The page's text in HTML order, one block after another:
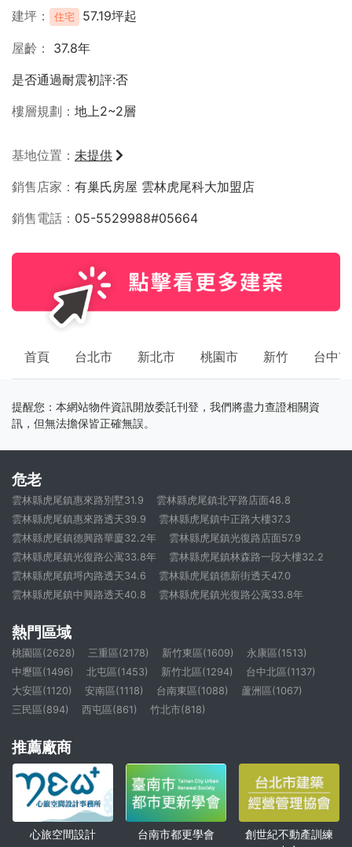
建坪 住宅 57.19坪起
屋齡
37.8年
是否通過耐震初評:否
樓層規劃
地上2~2層
基地位置
未提供
銷售店家
有巢氏房屋 雲林虎尾科大加盟店
銷售電話
05-5529988#05664
首頁 台北市 新北市 桃園市 新竹 台中市
提醒您：本網站物件資訊開放委託刊登，我們將盡力查證相關資
訊，但無法擔保皆正確無誤。
危老
雲林縣虎尾鎮惠來路別墅31.9
雲林縣虎尾鎮北平路店面48.8
雲林縣虎尾鎮惠來路透天39.9
雲林縣虎尾鎮中正路大樓37.3
雲林縣虎尾鎮德興路華廈32.2年
雲林縣虎尾鎮光復路店面57.9
雲林縣虎尾鎮光復路公寓33.8年
雲林縣虎尾鎮林森路一段大樓32.2
雲林縣虎尾鎮埒內路透天34.6
雲林縣虎尾鎮德新街透天47.0
雲林縣虎尾鎮中興路透天40.8
雲林縣虎尾鎮光復路公寓33.8年
熱門區域
桃園區(2628) 三重區(2178) 新竹東區(1609)
永康區(1513)
中壢區(1496)
北屯區(1453) 新竹北區(1294)
台中北區(1137)
大安區(1120)
安南區(1118) 台南東區(1088)
蘆洲區(1067)
三民區(894)
西屯區(861) 竹北市(818)
推薦廠商
心旅空間設計 台南市都更學會
創世紀不動產訓練